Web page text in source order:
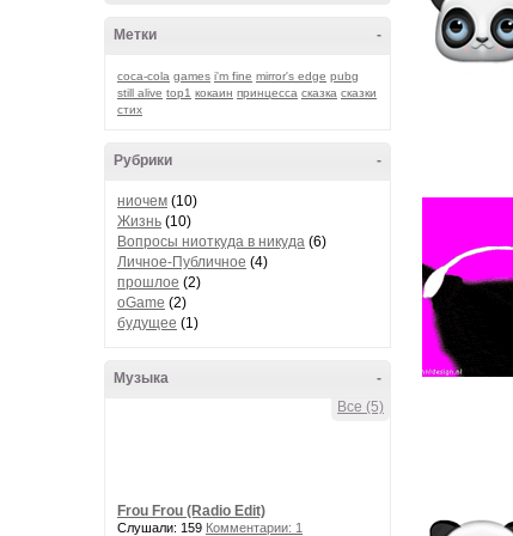
-
Метки
coca-cola games i'm fine mirror's edge pubg
still alive top1 кокаин принцесса сказка сказки
стих
-
Рубрики
ниочем (10)
Жизнь (10)
Вопросы ниоткуда в никуда (6)
Личное-Публичное (4)
прошлое (2)
oGame (2)
будущее (1)
-
Музыка
Все (5)
Frou Frou (Radio Edit)
Слушали: 159 Комментарии: 1